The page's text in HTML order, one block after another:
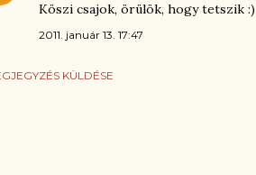
Köszi csajok, örülök, hogy tetszik :)
2011. január 13. 17:47
KÜLDÉSE